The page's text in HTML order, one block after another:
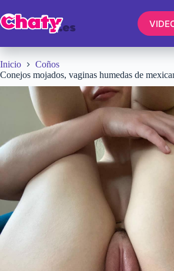
al
contenido
Inicio
Coños
Conejos mojados, vaginas humedas de